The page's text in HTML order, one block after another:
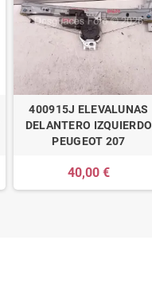
400915J ELEVALUNAS
DELANTERO IZQUIERDO
PEUGEOT 207
40,00 €